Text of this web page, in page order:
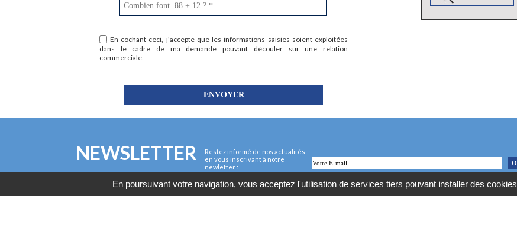
En cochant ceci, j'accepte que les informations saisies soient exploitées
dans le cadre de ma demande pouvant découler sur une relation
commerciale.
NEWSLETTER
Restez informé de nos actualités
en vous inscrivant à notre
newletter :
En poursuivant votre navigation, vous acceptez l'utilisation de services tiers pouvant installer des cookies